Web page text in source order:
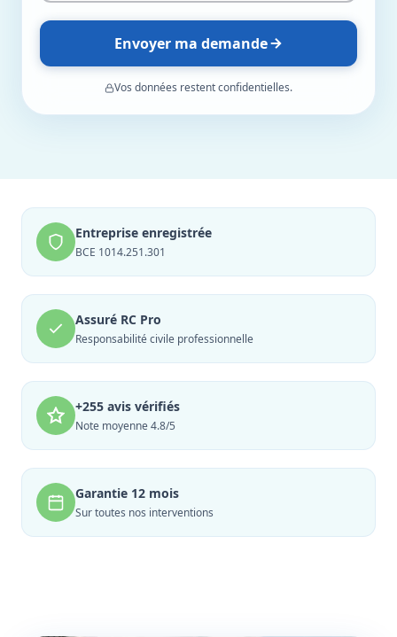
Envoyer ma demande
Vos données restent confidentielles.
Entreprise enregistrée
BCE 1014.251.301
Assuré RC Pro
Responsabilité civile professionnelle
+255 avis vérifiés
Note moyenne 4.8/5
Garantie 12 mois
Sur toutes nos interventions